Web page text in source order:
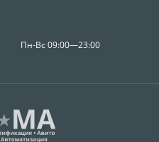
Пн-Вс 09:00—23:00